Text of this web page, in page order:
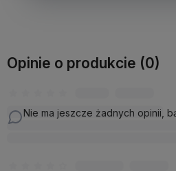
Opinie o produkcie (0)
Nie ma jeszcze żadnych opinii,